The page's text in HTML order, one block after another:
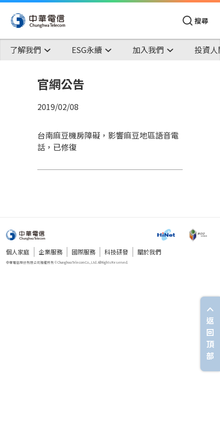
搜尋
了解我們 ESG永續 加入我們 投資
官網公告
2019/02/08
台南麻豆機房障礙，影響麻豆地區語音電
話，已修復
個人家庭 企業服務 國際服務 科技研發 關於我們
返
回
頂
部